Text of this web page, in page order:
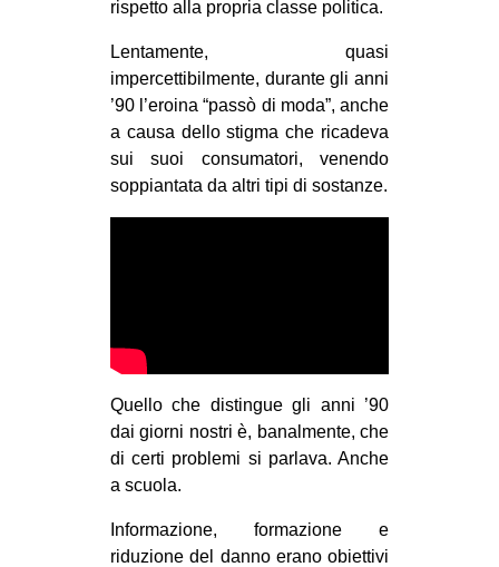
rispetto alla propria classe politica.
Lentamente, quasi
impercettibilmente, durante gli anni
’90 l’eroina “passò di moda”, anche
a causa dello stigma che ricadeva
sui suoi consumatori, venendo
soppiantata da altri tipi di sostanze.
Quello che distingue gli anni ’90
dai giorni nostri è, banalmente, che
di certi problemi si parlava. Anche
a scuola.
Informazione, formazione e
riduzione del danno erano obiettivi